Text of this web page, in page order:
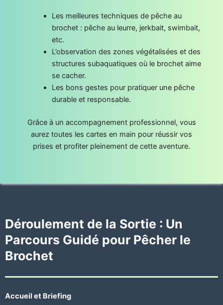
Les meilleures techniques de pêche au
brochet : pêche au leurre, jerkbait, swimbait,
etc.
L’observation des zones végétalisées et des
structures subaquatiques où le brochet aime
se cacher.
Les bons gestes pour pratiquer une pêche
durable et responsable.
Grâce à un accompagnement professionnel, vous
aurez toutes les cartes en main pour réussir vos
prises et profiter pleinement de cette aventure.
Déroulement de la Sortie : Un
Parcours Guidé pour Pêcher le
Brochet
Accueil et Briefing